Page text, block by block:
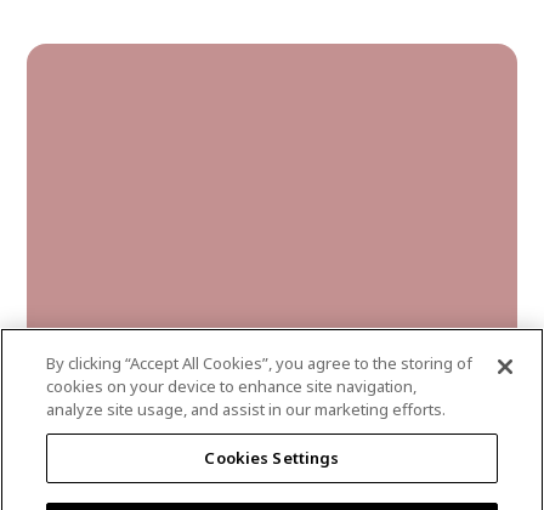
DLX1052-4
By clicking “Accept All Cookies”, you agree to the storing of
cookies on your device to enhance site navigation,
analyze site usage, and assist in our marketing efforts.
Cookies Settings